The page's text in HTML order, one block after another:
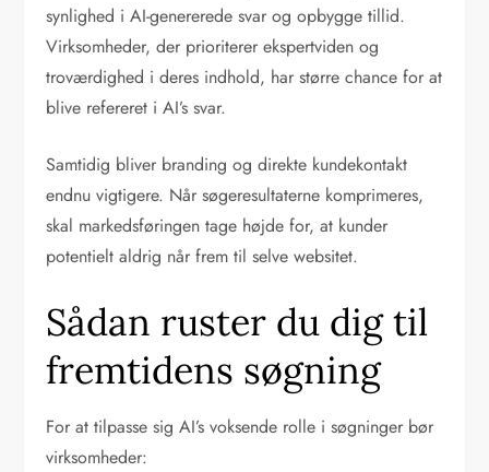
synlighed i AI-genererede svar og opbygge tillid.
Virksomheder, der prioriterer ekspertviden og
troværdighed i deres indhold, har større chance for at
blive refereret i AI’s svar.
Samtidig bliver branding og direkte kundekontakt
endnu vigtigere. Når søgeresultaterne komprimeres,
skal markedsføringen tage højde for, at kunder
potentielt aldrig når frem til selve websitet.
Sådan ruster du dig til
fremtidens søgning
For at tilpasse sig AI’s voksende rolle i søgninger bør
virksomheder: